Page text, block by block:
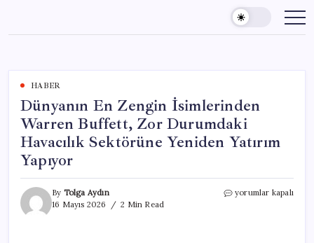
content
HABER
Dünyanın En Zengin İsimlerinden
Warren Buffett, Zor Durumdaki
Havacılık Sektörüne Yeniden Yatırım
Yapıyor
By Tolga Aydın
16 Mayıs 2026
2 Min Read
Dünyanın
yorumlar kapalı